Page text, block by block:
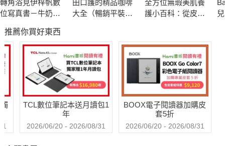
轉角浴見伊梓帆數
位寫真書－牛奶裸
田口護的精品咖啡
大全（暢銷平裝
全方位無瑕美肌養
護小百科：從皮膚
一本搞定！
推薦你買好東西
TCL數位筆記本送月讀包1
年
2026/06/20 - 2026/08/31
BOOX電子閱讀器加購皮
套5折
2026/06/20 - 2026/08/31